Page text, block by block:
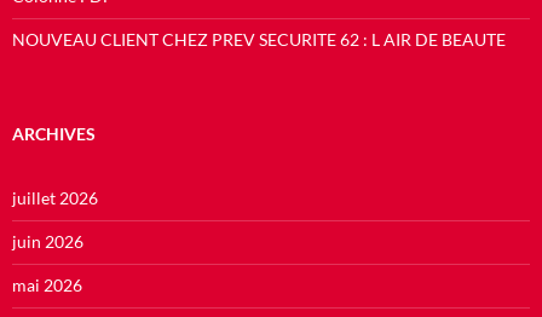
NOUVEAU CLIENT CHEZ PREV SECURITE 62 : L AIR DE BEAUTE
ARCHIVES
juillet 2026
juin 2026
mai 2026